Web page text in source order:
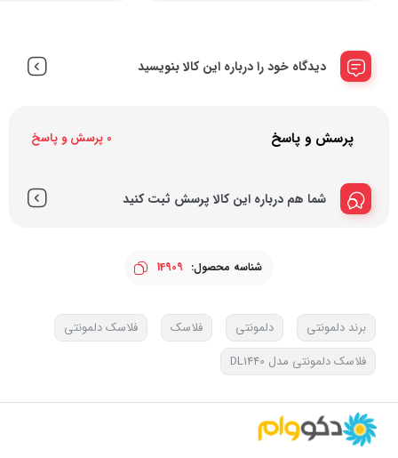
دیدگاه خود را درباره این کالا بنویسید
پرسش و پاسخ 0 پرسش و پاسخ
شما هم درباره این کالا پرسش ثبت کنید
شناسه محصول: 14909
برند دلمونتی دلمونتی فلاسک
فلاسک دلمونتی
فلاسک دلمونتی مدل DL1440